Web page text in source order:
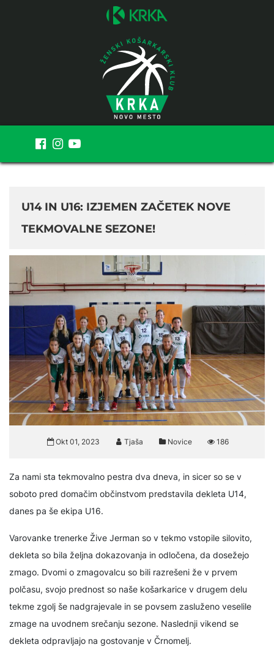
U14 IN U16: IZJEMEN ZAČETEK NOVE
TEKMOVALNE SEZONE!
Okt 01, 2023 Tjaša Novice 186
Za nami sta tekmovalno pestra dva dneva, in sicer so se v
soboto pred domačim občinstvom predstavila dekleta U14,
danes pa še ekipa U16.
Varovanke trenerke Žive Jerman so v tekmo vstopile silovito,
dekleta so bila željna dokazovanja in odločena, da dosežejo
zmago. Dvomi o zmagovalcu so bili razrešeni že v prvem
polčasu, svojo prednost so naše košarkarice v drugem delu
tekme zgolj še nadgrajevale in se povsem zasluženo veselile
zmage na uvodnem srečanju sezone. Naslednji vikend se
dekleta odpravljajo na gostovanje v Črnomelj.